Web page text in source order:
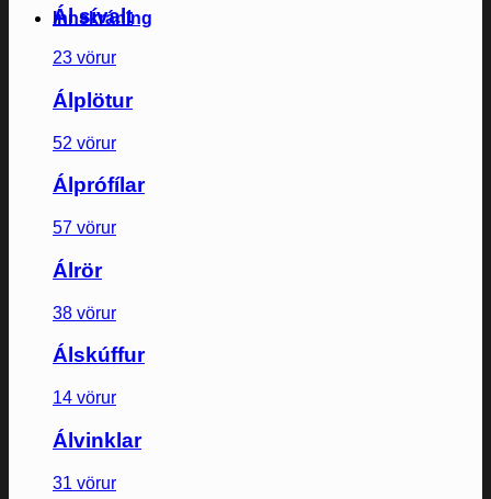
Innskráning
Ál sívalt
23 vörur
Álplötur
52 vörur
Álprófílar
57 vörur
Álrör
38 vörur
Álskúffur
14 vörur
Álvinklar
31 vörur